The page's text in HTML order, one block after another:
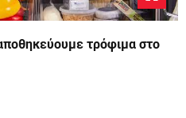
τρόφιμα στο